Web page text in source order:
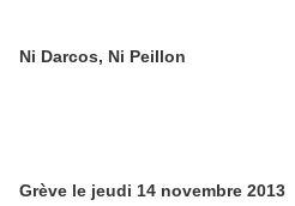
Ni Darcos, Ni Peillon
Grève le jeudi 14 novembre 2013